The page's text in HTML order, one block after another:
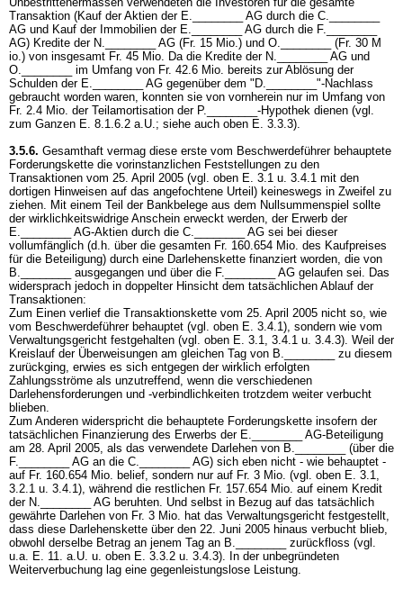
Transaktion (Kauf der Aktien der E.________ AG durch die C.________
AG und Kauf der Immobilien der E.________ AG durch die F.________
AG) Kredite der N.________ AG (Fr. 15 Mio.) und O.________ (Fr. 30 M
io.) von insgesamt Fr. 45 Mio. Da die Kredite der N.________ AG und
O.________ im Umfang von Fr. 42.6 Mio. bereits zur Ablösung der
Schulden der E.________ AG gegenüber dem "D.________"-Nachlass
gebraucht worden waren, konnten sie von vornherein nur im Umfang von
Fr. 2.4 Mio. der Teilamortisation der P.________-Hypothek dienen (vgl.
zum Ganzen E. 8.1.6.2 a.U.; siehe auch oben E. 3.3.3).
3.5.6. Gesamthaft vermag diese erste vom Beschwerdeführer behauptete
Forderungskette die vorinstanzlichen Feststellungen zu den
Transaktionen vom 25. April 2005 (vgl. oben E. 3.1 u. 3.4.1 mit den
dortigen Hinweisen auf das angefochtene Urteil) keineswegs in Zweifel zu
ziehen. Mit einem Teil der Bankbelege aus dem Nullsummenspiel sollte
der wirklichkeitswidrige Anschein erweckt werden, der Erwerb der
E.________ AG-Aktien durch die C.________ AG sei bei dieser
vollumfänglich (d.h. über die gesamten Fr. 160.654 Mio. des Kaufpreises
für die Beteiligung) durch eine Darlehenskette finanziert worden, die von
B.________ ausgegangen und über die F.________ AG gelaufen sei. Das
widersprach jedoch in doppelter Hinsicht dem tatsächlichen Ablauf der
Transaktionen:
Zum Einen verlief die Transaktionskette vom 25. April 2005 nicht so, wie
vom Beschwerdeführer behauptet (vgl. oben E. 3.4.1), sondern wie vom
Verwaltungsgericht festgehalten (vgl. oben E. 3.1, 3.4.1 u. 3.4.3). Weil der
Kreislauf der Überweisungen am gleichen Tag von B.________ zu diesem
zurückging, erwies es sich entgegen der wirklich erfolgten
Zahlungsströme als unzutreffend, wenn die verschiedenen
Darlehensforderungen und -verbindlichkeiten trotzdem weiter verbucht
blieben.
Zum Anderen widerspricht die behauptete Forderungskette insofern der
tatsächlichen Finanzierung des Erwerbs der E.________ AG-Beteiligung
am 28. April 2005, als das verwendete Darlehen von B.________ (über die
F.________ AG an die C.________ AG) sich eben nicht - wie behauptet -
auf Fr. 160.654 Mio. belief, sondern nur auf Fr. 3 Mio. (vgl. oben E. 3.1,
3.2.1 u. 3.4.1), während die restlichen Fr. 157.654 Mio. auf einem Kredit
der N.________ AG beruhten. Und selbst in Bezug auf das tatsächlich
gewährte Darlehen von Fr. 3 Mio. hat das Verwaltungsgericht festgestellt,
dass diese Darlehenskette über den 22. Juni 2005 hinaus verbucht blieb,
obwohl derselbe Betrag an jenem Tag an B.________ zurückfloss (vgl.
u.a. E. 11. a.U. u. oben E. 3.3.2 u. 3.4.3). In der unbegründeten
Weiterverbuchung lag eine gegenleistungslose Leistung.